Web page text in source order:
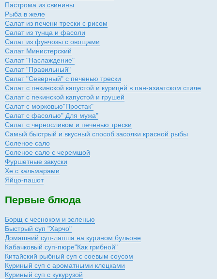
Пастрома из свинины
Рыба в желе
Салат из печени трески с рисом
Салат из тунца и фасоли
Салат из фунчозы с овощами
Салат Министерский
Салат "Наслаждение"
Салат "Правильный"
Салат "Северный" с печенью трески
Салат с пекинской капустой и курицей в пан-азиатском стиле
Салат с пекинской капустой и грушей
Салат с морковью"Простак"
Салат с фасолью" Для мужа"
Салат с черносливом и печенью трески
Самый быстрый и вкусный способ засолки красной рыбы
Соленое сало
Соленое сало с черемшой
Фуршетные закуски
Хе с кальмарами
Яйцо-пашот
Первые блюда
Борщ с чесноком и зеленью
Быстрый суп "Харчо"
Домашний суп-лапша на курином бульоне
Кабачковый суп-пюре"Как грибной"
Китайский рыбный суп с соевым соусом
Куриный суп с ароматными клецками
Куриный суп с кукурузой